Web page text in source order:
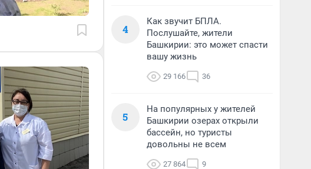
4
Как звучит БПЛА.
Послушайте, жители
Башкирии: это может спасти
вашу жизнь
29 166 36
5
На популярных у жителей
Башкирии озерах открыли
бассейн, но туристы
довольны не всем
27 864 9